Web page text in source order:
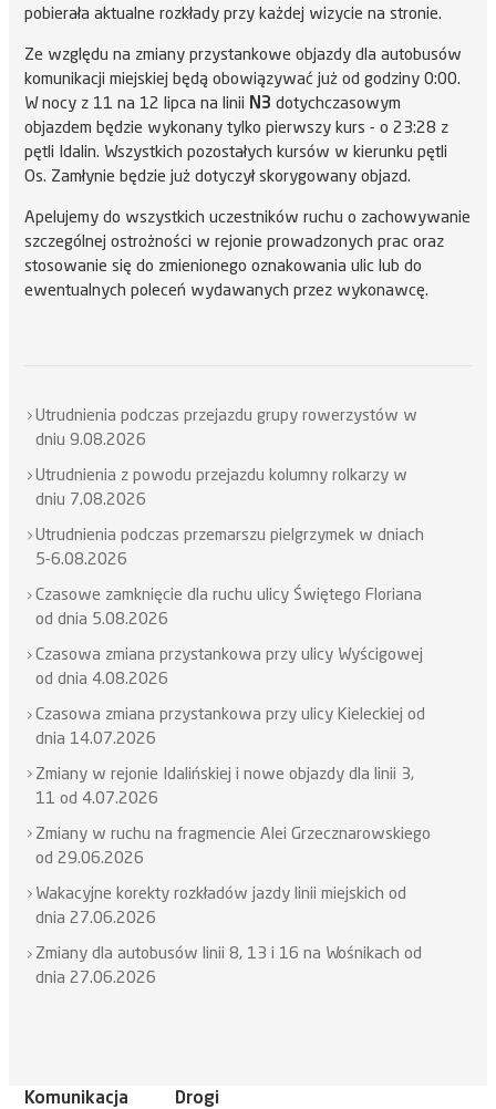
pobierała aktualne rozkłady przy każdej wizycie na stronie.
Ze względu na zmiany przystankowe objazdy dla autobusów
komunikacji miejskiej będą obowiązywać już od godziny 0:00.
W nocy z 11 na 12 lipca na linii N3 dotychczasowym
objazdem będzie wykonany tylko pierwszy kurs - o 23:28 z
pętli Idalin. Wszystkich pozostałych kursów w kierunku pętli
Os. Zamłynie będzie już dotyczył skorygowany objazd.
Apelujemy do wszystkich uczestników ruchu o zachowywanie
szczególnej ostrożności w rejonie prowadzonych prac oraz
stosowanie się do zmienionego oznakowania ulic lub do
ewentualnych poleceń wydawanych przez wykonawcę.
Utrudnienia podczas przejazdu grupy rowerzystów w
dniu 9.08.2026
Utrudnienia z powodu przejazdu kolumny rolkarzy w
dniu 7.08.2026
Utrudnienia podczas przemarszu pielgrzymek w dniach
5-6.08.2026
Czasowe zamknięcie dla ruchu ulicy Świętego Floriana
od dnia 5.08.2026
Czasowa zmiana przystankowa przy ulicy Wyścigowej
od dnia 4.08.2026
Czasowa zmiana przystankowa przy ulicy Kieleckiej od
dnia 14.07.2026
Zmiany w rejonie Idalińskiej i nowe objazdy dla linii 3,
11 od 4.07.2026
Zmiany w ruchu na fragmencie Alei Grzecznarowskiego
od 29.06.2026
Wakacyjne korekty rozkładów jazdy linii miejskich od
dnia 27.06.2026
Zmiany dla autobusów linii 8, 13 i 16 na Wośnikach od
dnia 27.06.2026
Komunikacja Drogi